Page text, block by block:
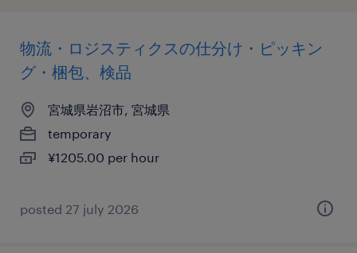
物流・ロジスティクスの仕分け・ピッキン
グ・梱包、検品
宮城県岩沼市, 宮城県
temporary
¥1205.00 per hour
posted 27 july 2026